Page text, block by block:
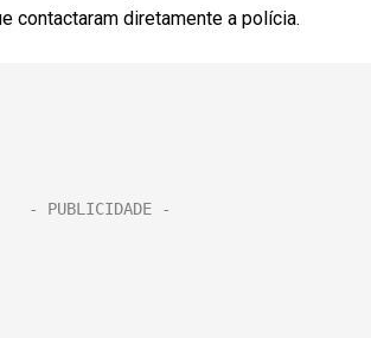
contactaram diretamente a polícia.